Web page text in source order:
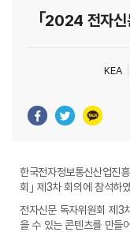
｢2024 전자신
KEA
한국전자정보통신산업진
회｣ 제3차 회의에 참석하
전자신문 독자위원회 제3
을 수 있는 콘텐츠를 만들